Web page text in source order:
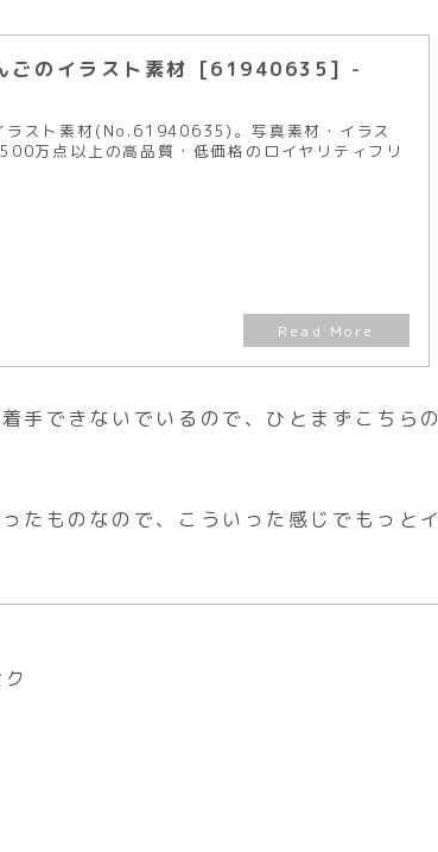
ごのイラスト素材 [61940635] -
ラスト素材(No.61940635)。写真素材・イラス
万点以上の高品質・低価格のロイヤリティフリ
手できないでいるので、ひとまずこちらの
たものなので、こういった感じでもっとイ